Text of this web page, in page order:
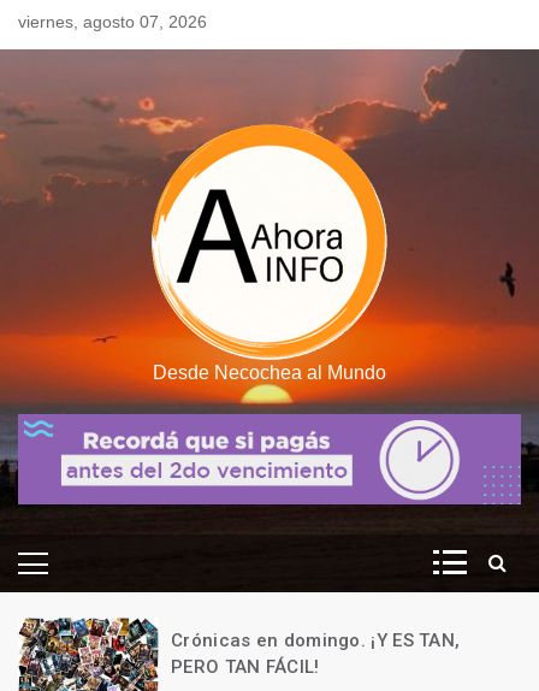
Skipviernes, agosto 07, 2026
Desde Necochea al Mundo
Crónicas en domingo. ¡Y ES TAN,
PERO TAN FÁCIL!